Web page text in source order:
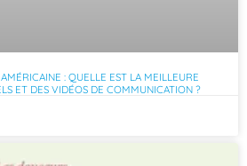
: QUELLE EST LA MEILLEURE
ET DES VIDÉOS DE COMMUNICATION ?